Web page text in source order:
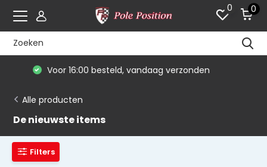
0 0
De #1 in modelauto's & race merchandise
Alle producten
De nieuwste items
Filters